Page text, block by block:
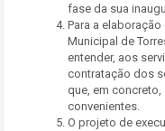
fase da sua
Para a
Municipal de
entender, aos
contratação dos
que, em
convenientes.
O projeto de